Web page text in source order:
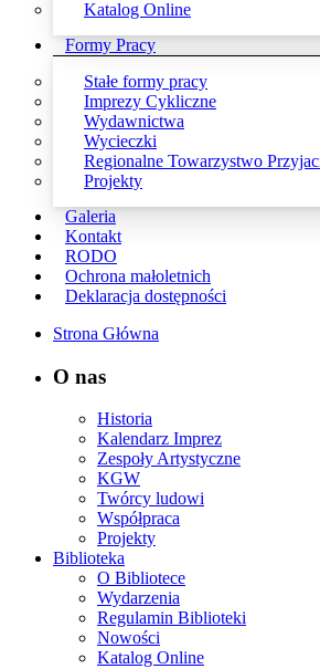
Katalog Online
Formy Pracy
Stałe formy pracy
Imprezy Cykliczne
Wydawnictwa
Wycieczki
Regionalne Towarzystwo
Projekty
Galeria
Kontakt
RODO
Ochrona małoletnich
Deklaracja dostępności
Strona Główna
O nas
Historia
Kalendarz Imprez
Zespoły Artystyczne
KGW
Twórcy ludowi
Współpraca
Projekty
Biblioteka
O Bibliotece
Wydarzenia
Regulamin Biblioteki
Nowości
Katalog Online